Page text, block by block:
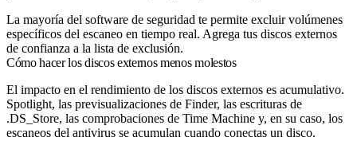
La mayoría del software de seguridad te permite excluir volúmenes
específicos del escaneo en tiempo real. Agrega tus discos externos
de confianza a la lista de exclusión.
Cómo hacer los discos externos menos molestos
El impacto en el rendimiento de los discos externos es acumulativo.
Spotlight, las previsualizaciones de Finder, las escrituras de
.DS_Store, las comprobaciones de Time Machine y, en su caso, los
escaneos del antivirus se acumulan cuando conectas un disco.